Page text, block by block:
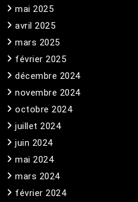
mai 2025
avril 2025
mars 2025
février 2025
décembre 2024
novembre 2024
octobre 2024
juillet 2024
juin 2024
mai 2024
mars 2024
février 2024